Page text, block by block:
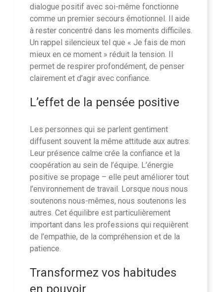
dialogue positif avec soi-même fonctionne
comme un premier secours émotionnel. Il aide
à rester concentré dans les moments difficiles.
Un rappel silencieux tel que « Je fais de mon
mieux en ce moment » réduit la tension. Il
permet de respirer profondément, de penser
clairement et d’agir avec confiance.
L’effet de la pensée positive
Les personnes qui se parlent gentiment
diffusent souvent la même attitude aux autres.
Leur présence calme crée la confiance et la
coopération au sein de l’équipe. L’énergie
positive se propage – elle peut améliorer tout
l’environnement de travail. Lorsque nous nous
soutenons nous-mêmes, nous soutenons les
autres. Cet équilibre est particulièrement
important dans les professions qui requièrent
de l’empathie, de la compréhension et de la
patience.
Transformez vos habitudes
en pouvoir